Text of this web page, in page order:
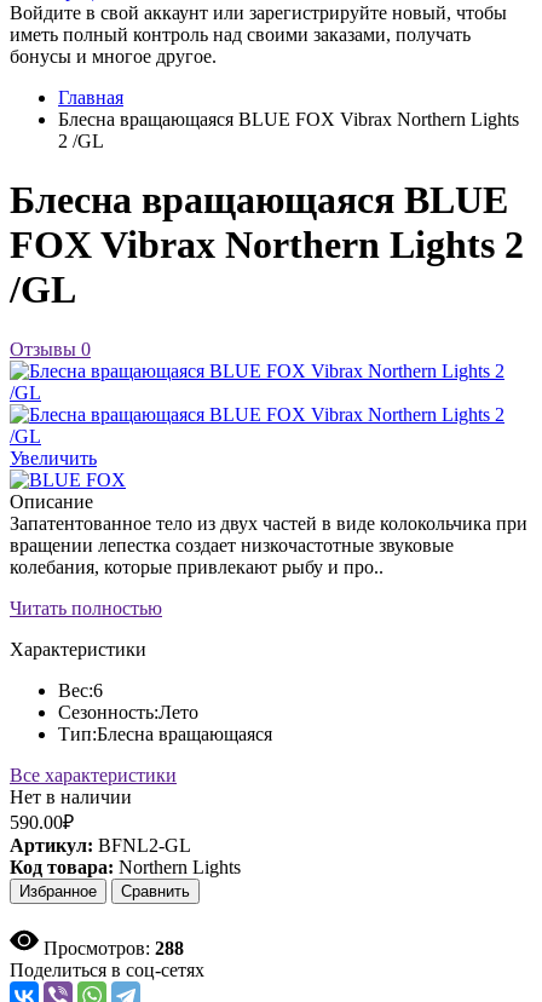
Войдите в свой аккаунт или зарегистрируйте новый, чтобы
иметь полный контроль над своими заказами, получать
бонусы и многое другое.
Главная
Блесна вращающаяся BLUE FOX Vibrax Northern Lights
2 /GL
Блесна вращающаяся BLUE
FOX Vibrax Northern Lights 2
/GL
Отзывы 0
Увеличить
Описание
Запатентованное тело из двух частей в виде колокольчика при
вращении лепестка создает низкочастотные звуковые
колебания, которые привлекают рыбу и про..
Читать полностью
Характеристики
Вес:6
Сезонность:Лето
Тип:Блесна вращающаяся
Все характеристики
Нет в наличии
590.00₽
Артикул: BFNL2-GL
Код товара: Northern Lights
Избранное Сравнить
Просмотров: 288
Поделиться в соц-сетях